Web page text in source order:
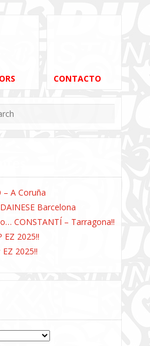
CONTACTO
A Coruña
Barcelona
CONSTANTÍ – Tarragona!!
EZ 2025!!
2025!!